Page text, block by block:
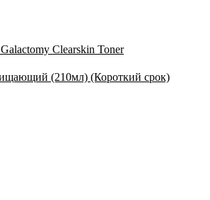
Clearskin Toner
(210мл) (Короткий срок)